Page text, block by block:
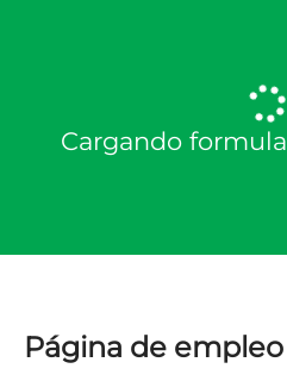
Cargando
Página de empleo